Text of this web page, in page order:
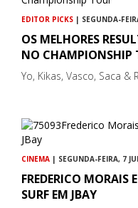
EDITOR PICKS | SEGUNDA-
OS MELHORES
NO CHAMPIONSHIP
Yo, Kikas, Vasco, Saca &
CINEMA | SEGUNDA-FEIRA, 7
FREDERICO MORAIS
SURF EM JBAY